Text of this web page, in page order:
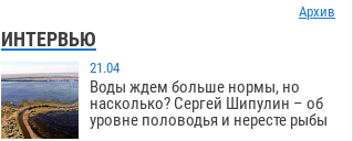
Архив
ИНТЕРВЬЮ
21.04
Воды ждем больше нормы, но
насколько? Сергей Шипулин – об
уровне половодья и нересте рыбы